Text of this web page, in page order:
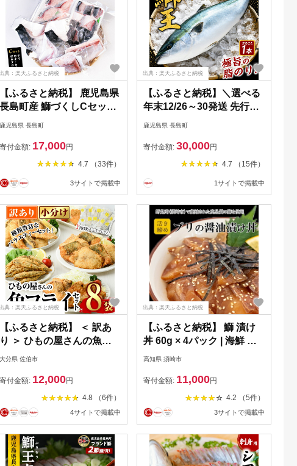
典：楽天ふるさと納税
【ふるさと納税】 鹿児島県
長島町産 鰤づくしCセット
り身 アラ 塩焼き セット 丼
おかず おつまみ しゃぶし
【宝徳水産】houtoku-
鹿児島県 長島町
寄付金額: 17,000円
4.7 （33件）
3サイトで掲載中
出典：楽天ふるさと納税
【ふるさと納税】＼選べる
年末12/26～30発送 先行予
(約3.5kg〜) 先行予約 産地
直送 長島町 特産品 ブラン
り 刺身 ぶりしゃぶ ぶり大
鹿児島県 長島町
寄付金額: 30,000円
4.7 （15件）
1サイトで掲載中
典：楽天ふるさと納税
【ふるさと納税】 ＜ 訳あ
り ＞ ひもの屋さんの魚フ
ライセット (5種類以上・合
菜 お弁当 揚げるだけ 小分
け フライ 詰め合わせ 食べ
比べ 鯖 さば 国産 大分県産
フライ 鰤 ぶりきびなご
【DL28】【鶴見食賓館】
大分県 佐伯市
寄付金額: 12,000円
4.8 （6件）
4サイトで掲載中
出典：楽天ふるさと納税
【ふるさと納税】 鰤 漬け
丼 60g × 4パック | 海鮮 丼
醤油漬け 活き締め ブリ ぶ
魚 刺身 小分け ギフト 人気
加工品 お茶漬け 冷凍 時短
国産 産地直送 みなみ丸 高
漬け丼
高知県 須崎市
寄付金額: 11,000円
4.2 （5件）
3サイトで掲載中